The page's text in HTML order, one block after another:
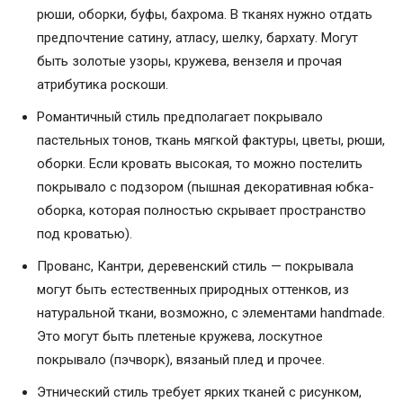
рюши, оборки, буфы, бахрома. В тканях нужно отдать
предпочтение сатину, атласу, шелку, бархату. Могут
быть золотые узоры, кружева, вензеля и прочая
атрибутика роскоши.
Романтичный стиль предполагает покрывало
пастельных тонов, ткань мягкой фактуры, цветы, рюши,
оборки. Если кровать высокая, то можно постелить
покрывало с подзором (пышная декоративная юбка-
оборка, которая полностью скрывает пространство
под кроватью).
Прованс, Кантри, деревенский стиль — покрывала
могут быть естественных природных оттенков, из
натуральной ткани, возможно, с элементами handmade.
Это могут быть плетеные кружева, лоскутное
покрывало (пэчворк), вязаный плед и прочее.
Этнический стиль требует ярких тканей с рисунком,